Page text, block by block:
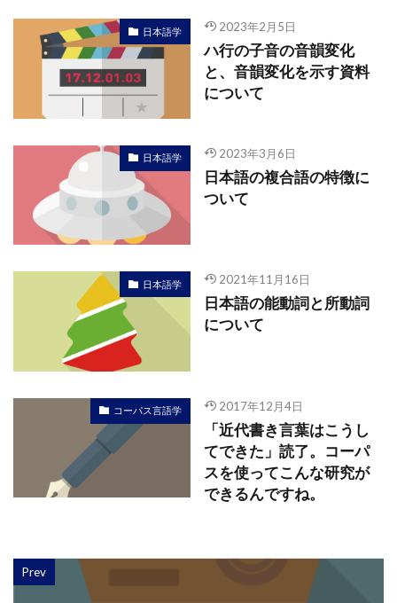
日本語学 2023年2月5日
ハ行の子音の音韻変化
と、音韻変化を示す資料
について
日本語学 2023年3月6日
日本語の複合語の特徴に
ついて
日本語学 2021年11月16日
日本語の能動詞と所動詞
について
コーパス言語学 2017年12月4日
「近代書き言葉はこうし
てできた」読了。コーパ
スを使ってこんな研究が
できるんですね。
Prev